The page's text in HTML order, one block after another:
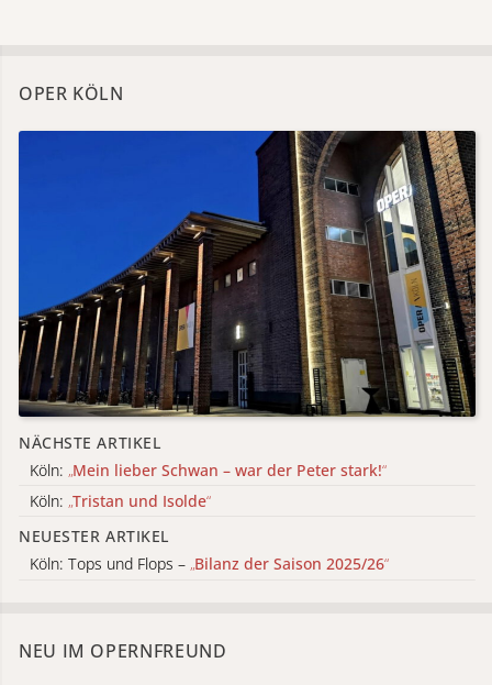
OPER KÖLN
NÄCHSTE ARTIKEL
Köln: „Mein lieber Schwan – war der Peter stark!“
Köln: „Tristan und Isolde“
NEUESTER ARTIKEL
Köln: Tops und Flops – „Bilanz der Saison 2025/26“
NEU IM OPERNFREUND